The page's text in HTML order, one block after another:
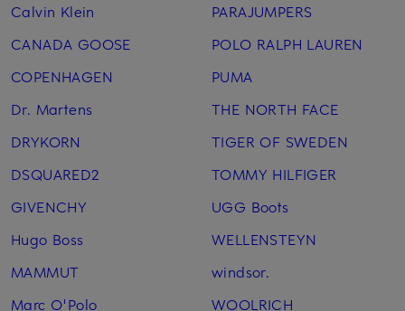
Calvin Klein
CANADA GOOSE
COPENHAGEN
Dr. Martens
DRYKORN
DSQUARED2
GIVENCHY
Hugo Boss
MAMMUT
Marc O'Polo
PARAJUMPERS
POLO RALPH LAUREN
PUMA
THE NORTH FACE
TIGER OF SWEDEN
TOMMY HILFIGER
UGG Boots
WELLENSTEYN
windsor.
WOOLRICH